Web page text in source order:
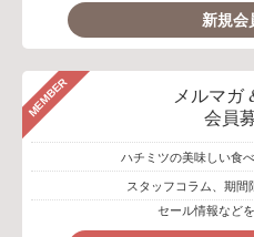
新規会
MEMBER
メルマガ
会員
ハチミツの美味しい食
スタッフコラム、期間
セール情報など